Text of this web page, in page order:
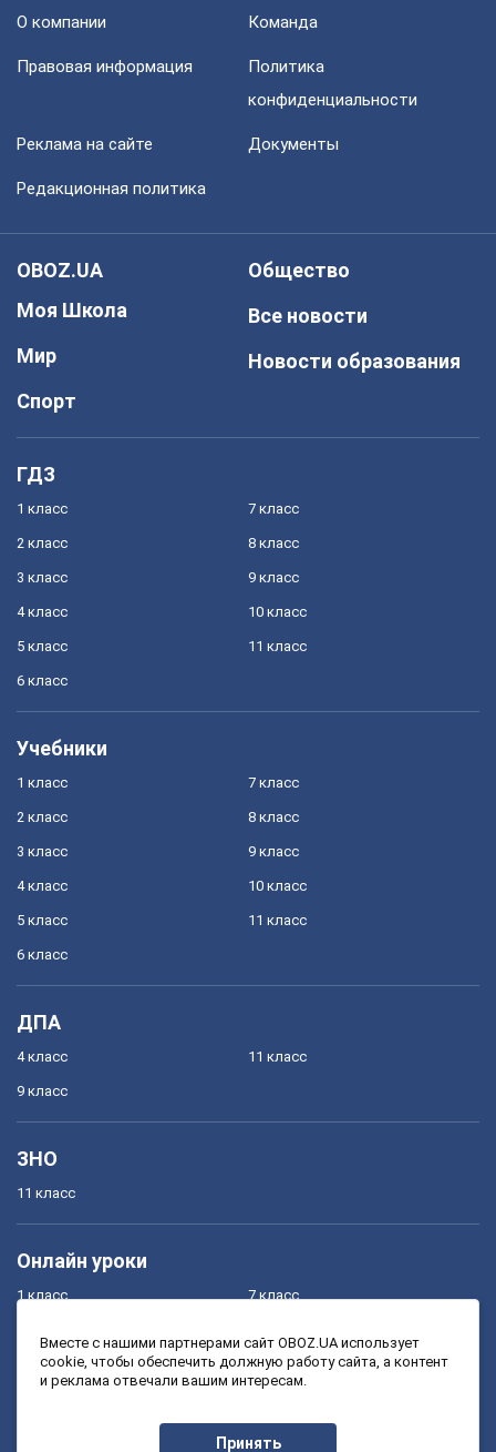
О компании Команда
Правовая информация
Политика
конфиденциальности
Реклама на сайте Документы
Редакционная политика
OBOZ.UA
Моя Школа
Мир
Спорт
Общество
Все новости
Новости образования
ГДЗ
1 класс
2 класс
3 класс
4 класс
5 класс
6 класс
7 класс
8 класс
9 класс
10 класс
11 класс
Учебники
1 класс
2 класс
3 класс
4 класс
5 класс
6 класс
7 класс
8 класс
9 класс
10 класс
11 класс
ДПА
4 класс
9 класс
11 класс
ЗНО
11 класс
Онлайн уроки
1 класс
3 класс
7 класс
9 класс
Вместе с нашими партнерами сайт OBOZ.UA использует
cookie, чтобы обеспечить должную работу сайта, а контент
и реклама отвечали вашим интересам.
Принять